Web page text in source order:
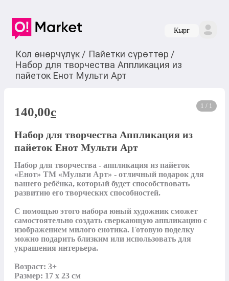
Кырг
Кол өнөрчүлүк / Пайетки сүрөттөр /
Набор для творчества Аппликация из
пайеток Енот Мульти Арт
1 / 1
140,00c
Набор для творчества Аппликация из
пайеток Енот Мульти Арт
Набор для творчества - аппликация из пайеток
«Енот» ТМ «Мульти Арт» - отличный подарок для
вашего ребёнка, который будет способствовать
развитию его творческих способностей.
С помощью этого набора юный художник сможет
самостоятельно создать сверкающую аппликацию с
изображением милого енотика. Готовую поделку
можно подарить близким или использовать для
украшения интерьера.
Возраст: 3+
Размер: 17 х 23 см